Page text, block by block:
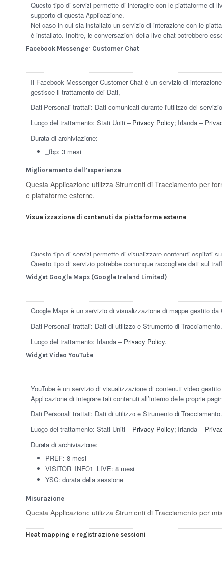
Questo tipo di servizi permette di interagire con le piattaforme di
supporto di questa Applicazione.
Nel caso in cui sia installato un servizio di interazione con le
è installato. Inoltre, le conversazioni della live chat potrebbero
Facebook Messenger Customer Chat
Il Facebook Messenger Customer Chat è un servizio di
gestisce il trattamento dei Dati,
Dati Personali trattati: Dati comunicati durante l'utilizzo del
Luogo del trattamento: Stati Uniti – Privacy Policy; Irlanda –
Durata di archiviazione:
_fbp: 3 mesi
Miglioramento dell’esperienza
Questa Applicazione utilizza Strumenti di Tracciamento per
e piattaforme esterne.
Visualizzazione di contenuti da piattaforme esterne
Questo tipo di servizi permette di visualizzare contenuti ospitati
Questo tipo di servizio potrebbe comunque raccogliere dati sul
Widget Google Maps (Google Ireland Limited)
Google Maps è un servizio di visualizzazione di mappe gestito
Dati Personali trattati: Dati di utilizzo e Strumento di Tracciamento.
Luogo del trattamento: Irlanda – Privacy Policy.
Widget Video YouTube
YouTube è un servizio di visualizzazione di contenuti video
Applicazione di integrare tali contenuti all’interno delle proprie
Dati Personali trattati: Dati di utilizzo e Strumento di Tracciamento.
Luogo del trattamento: Stati Uniti – Privacy Policy; Irlanda –
Durata di archiviazione:
PREF: 8 mesi
VISITOR_INFO1_LIVE: 8 mesi
YSC: durata della sessione
Misurazione
Questa Applicazione utilizza Strumenti di Tracciamento per
Heat mapping e registrazione sessioni